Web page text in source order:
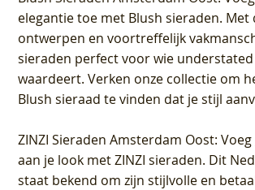
elegantie toe met Blush sieraden. Met
ontwerpen en voortreffelijk
sieraden perfect voor wie
waardeert. Verken onze collectie om
Blush sieraad te vinden dat je stijl
ZINZI Sieraden Amsterdam Oost:
aan je look met ZINZI sieraden. Dit
staat bekend om zijn stijlvolle en